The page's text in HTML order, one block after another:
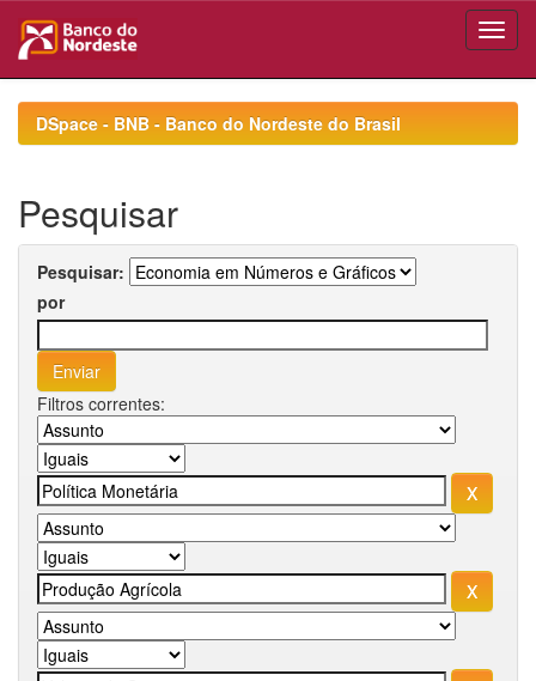
navigationDSpace - BNB - Banco do Nordeste do Brasil
Pesquisar
Pesquisar:
por
Filtros correntes: